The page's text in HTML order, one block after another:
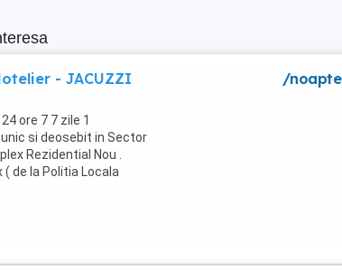
- JACUZZI
ore 7 7 zile 1
unic si deosebit in Sector
Rezidential Nou .
de la Politia Locala
/noapte